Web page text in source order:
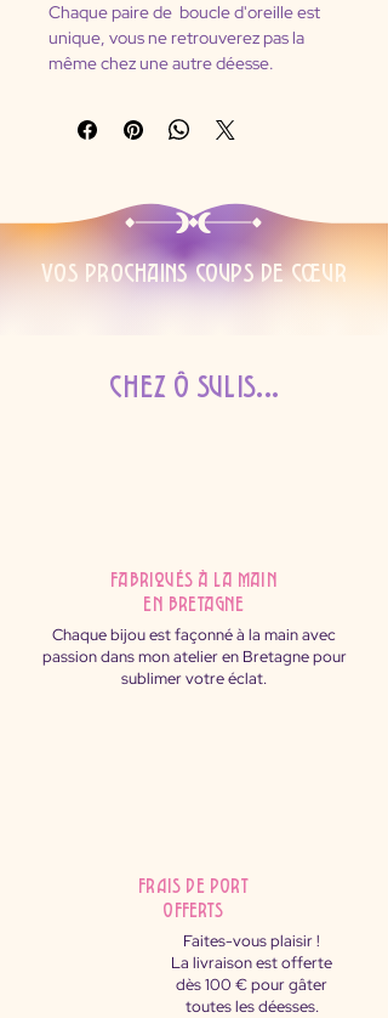
Chaque paire de  boucle d'oreille est
unique, vous ne retrouverez pas la
même chez une autre déesse.
Vos prochains coups de cœur
Chez Ô Sulis...
fabriqués à la main
en Bretagne
Chaque bijou est façonné à la main avec
passion dans mon atelier en Bretagne pour
sublimer votre éclat.
FRAIS DE PORT
OFFERTS
Faites-vous plaisir !
La livraison est offerte
dès 100 € pour gâter
toutes les déesses.